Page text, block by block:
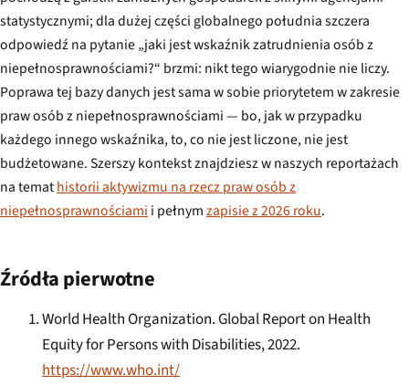
statystycznymi; dla dużej części globalnego południa szczera
odpowiedź na pytanie „jaki jest wskaźnik zatrudnienia osób z
niepełnosprawnościami?“ brzmi: nikt tego wiarygodnie nie liczy.
Poprawa tej bazy danych jest sama w sobie priorytetem w zakresie
praw osób z niepełnosprawnościami — bo, jak w przypadku
każdego innego wskaźnika, to, co nie jest liczone, nie jest
budżetowane. Szerszy kontekst znajdziesz w naszych reportażach
na temathistorii aktywizmu na rzecz praw osób z
niepełnosprawnościami i pełnymzapisie z 2026 roku.
Źródła pierwotne
World Health Organization.Global Report on Health
Equity for Persons with Disabilities, 2022.
https://www.who.int/